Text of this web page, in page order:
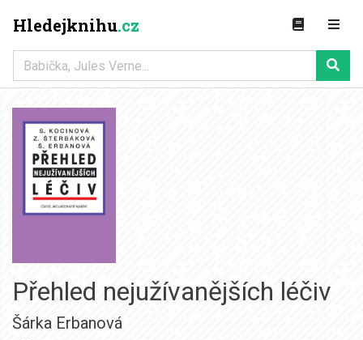
Hledejknihu.cz
Přehled nejužívanějších léčiv
Šárka Erbanová